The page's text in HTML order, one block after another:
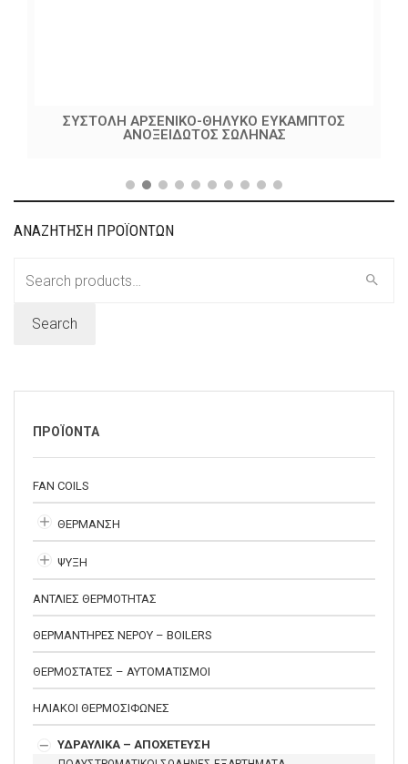
ΣΥΣΤΟΛΗ ΑΡΣΕΝΙΚΟ-ΘΗΛΥΚΟ ΕΥΚΑΜΠΤΟΣ
ΑΝΟΞΕΙΔΩΤΟΣ ΣΩΛΗΝΑΣ
ΑΝΑΖΗΤΗΣΗ ΠΡΟΪΟΝΤΩΝ
Search
ΠΡΟΪΟΝΤΑ
FAN COILS
ΘΕΡΜΑΝΣΗ
ΨΥΞΗ
ΑΝΤΛΙΕΣ ΘΕΡΜΟΤΗΤΑΣ
ΘΕΡΜΑΝΤΗΡΕΣ ΝΕΡΟΥ – BOILERS
ΘΕΡΜΟΣΤΑΤΕΣ – ΑΥΤΟΜΑΤΙΣΜΟΙ
ΗΛΙΑΚΟΙ ΘΕΡΜΟΣΙΦΩΝΕΣ
ΥΔΡΑΥΛΙΚΑ – ΑΠΟΧΕΤΕΥΣΗ